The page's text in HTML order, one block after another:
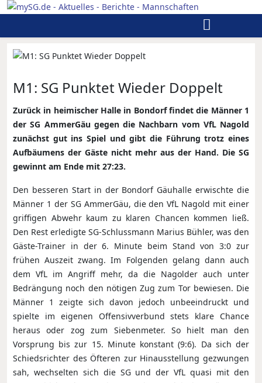
M1: SG Punktet Wieder Doppelt
Zurück in heimischer Halle in Bondorf findet die Männer 1
der SG AmmerGäu gegen die Nachbarn vom VfL Nagold
zunächst gut ins Spiel und gibt die Führung trotz eines
Aufbäumens der Gäste nicht mehr aus der Hand. Die SG
gewinnt am Ende mit 27:23.
Den besseren Start in der Bondorf Gäuhalle erwischte die
Männer 1 der SG AmmerGäu, die den VfL Nagold mit einer
griffigen Abwehr kaum zu klaren Chancen kommen ließ.
Den Rest erledigte SG-Schlussmann Marius Bühler, was den
Gäste-Trainer in der 6. Minute beim Stand von 3:0 zur
frühen Auszeit zwang. Im Folgenden gelang dann auch
dem VfL im Angriff mehr, da die Nagolder auch unter
Bedrängung noch den nötigen Zug zum Tor bewiesen. Die
Männer 1 zeigte sich davon jedoch unbeeindruckt und
spielte im eigenen Offensivverbund stets klare Chance
heraus oder zog zum Siebenmeter. So hielt man den
Vorsprung bis zur 15. Minute konstant (9:6). Da sich der
Schiedsrichter des Öfteren zur Hinausstellung gezwungen
sah, wechselten sich die SG und der VfL quasi mit den